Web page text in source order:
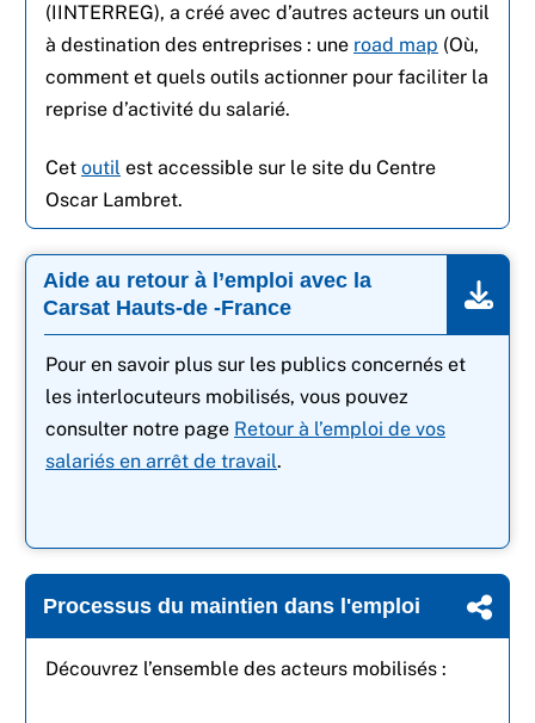
(IINTERREG), a créé avec d’autres acteurs un outil
à destination des entreprises : une road map (Où,
comment et quels outils actionner pour faciliter la
reprise d’activité du salarié.
Cet outil est accessible sur le site du Centre
Oscar Lambret.
Aide au retour à l’emploi avec la
Carsat Hauts-de -France
Pour en savoir plus sur les publics concernés et
les interlocuteurs mobilisés, vous pouvez
consulter notre page Retour à l’emploi de vos
salariés en arrêt de travail.
Processus du maintien dans l'emploi
Découvrez l’ensemble des acteurs mobilisés :